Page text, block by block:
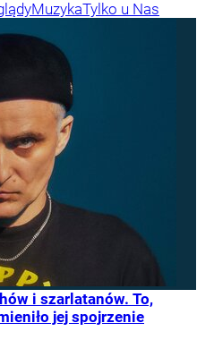
MuzykaTylko u Nas
i szarlatanów. To,
jej spojrzenie